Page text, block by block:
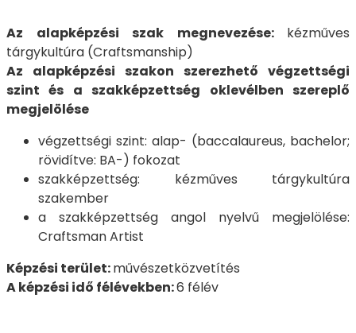
Az alapképzési szak megnevezése: kézműves
tárgykultúra (Craftsmanship)
Az alapképzési szakon szerezhető végzettségi
szint és a szakképzettség oklevélben szereplő
megjelölése
végzettségi szint: alap- (baccalaureus, bachelor;
rövidítve: BA-) fokozat
szakképzettség: kézműves tárgykultúra
szakember
a szakképzettség angol nyelvű megjelölése:
Craftsman Artist
Képzési terület:művészetközvetítés
A képzési idő félévekben:6 félév